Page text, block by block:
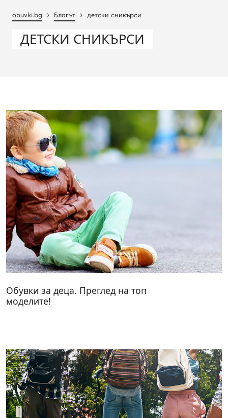
obuvki.bg › Блогът › детски сникърси
ДЕТСКИ СНИКЪРСИ
Обувки за деца. Преглед на топ
моделите!